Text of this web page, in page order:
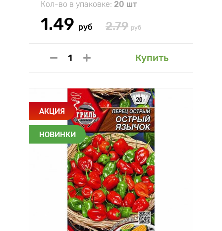
Кол-во в упаковке: 20 шт
1.49 руб 2.79 руб
Купить
АКЦИЯ
НОВИНКИ